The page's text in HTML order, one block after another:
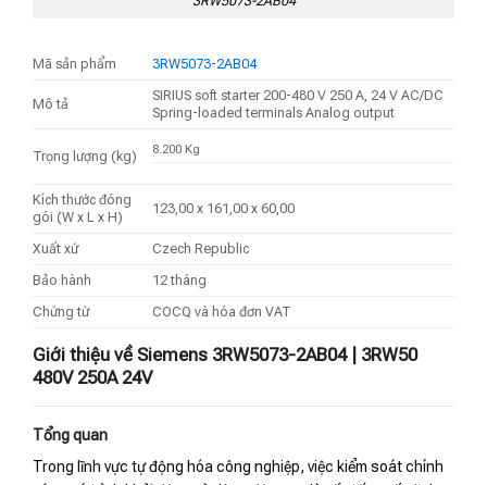
Mã sản phẩm 3RW5073-2AB04
Mô tả
SIRIUS soft starter 200-480 V 250 A, 24 V AC/DC
Spring-loaded terminals Analog output
Trọng lượng (kg) 8.200 Kg
Kích thước đóng
gói (W x L x H)
123,00 x 161,00 x 60,00
Xuất xứ
Czech Republic
Bảo hành
12 tháng
Chứng từ
COCQ và hóa đơn VAT
Giới thiệu về Siemens 3RW5073-2AB04 | 3RW50
480V 250A 24V
Tổng quan
Trong lĩnh vực tự động hóa công nghiệp, việc kiểm soát chính